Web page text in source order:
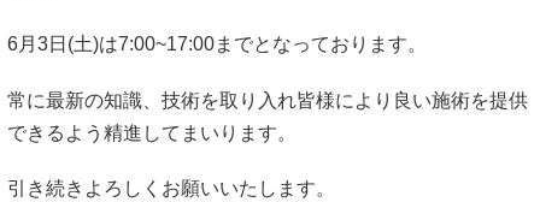
6月3日(土)は7:00~17:00までとなっております。
常に最新の知識、技術を取り入れ皆様により良い施術を提供
できるよう精進してまいります。
引き続きよろしくお願いいたします。